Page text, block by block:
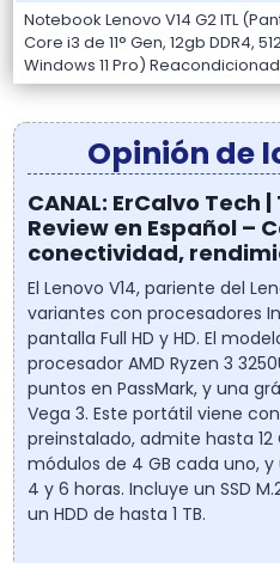
Notebook Lenovo V14 G2 ITL
Core i3 de 11° Gen, 12gb DDR4,
Windows 11 Pro)
Opinión de
CANAL: ErCalvo Tech |
Review en Español –
conectividad,
El Lenovo V14, pariente del
variantes con procesadores
pantalla Full HD y HD. El
procesador AMD Ryzen 3
puntos en PassMark, y una
Vega 3. Este portátil viene con
preinstalado, admite hasta 12
módulos de 4 GB cada uno,
4 y 6 horas. Incluye un SSD
un HDD de hasta 1 TB.